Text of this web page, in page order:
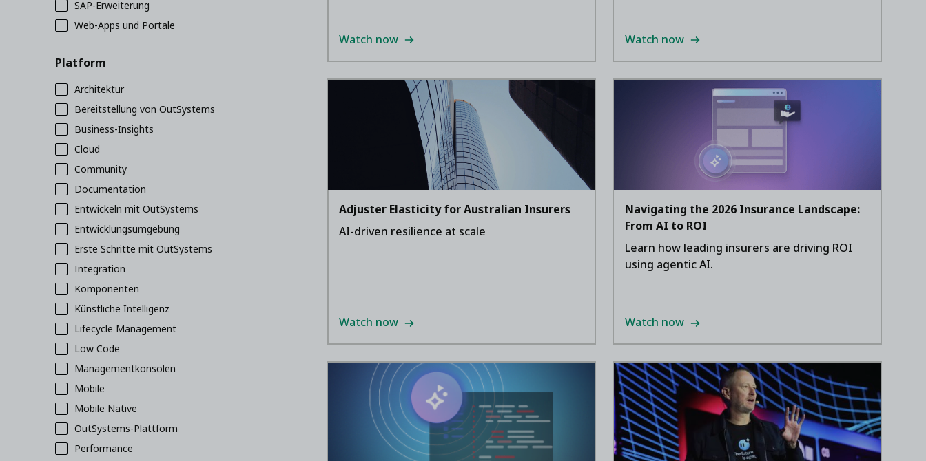
SAP-Erweiterung
Web-Apps und Portale
Platform
Architektur
Bereitstellung von OutSystems
Business-Insights
Cloud
Community
Documentation
Entwickeln mit OutSystems
Entwicklungsumgebung
Erste Schritte mit OutSystems
Integration
Komponenten
Künstliche Intelligenz
Lifecycle Management
Low Code
Managementkonsolen
Mobile
Mobile Native
OutSystems-Plattform
Performance
Watch now Watch now
Adjuster Elasticity for Australian Insurers
AI-driven resilience at scale
Watch now
Navigating the 2026 Insurance Landscape:
From AI to ROI
Learn how leading insurers are driving ROI
using agentic AI.
Watch now